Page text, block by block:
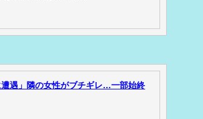
遇」隣の女性がブチギレ…一部始終